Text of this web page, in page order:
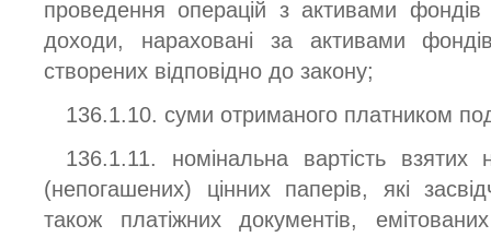
проведення операцій з активами
доходи, нараховані за активами
створених відповідно до закону;
136.1.10. суми отриманого платником
136.1.11. номінальна вартість
(непогашених) цінних паперів, які
також платіжних документів,